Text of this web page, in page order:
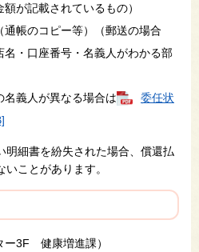
額が記載されているもの）
帳のコピー等）（郵送の場合
名・口座番号・名義人がわかる部
義人が異なる場合は
委任状
細書を紛失された場合、償還払
ことがあります。
ー3F 健康増進課）